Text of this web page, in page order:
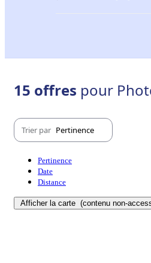
15 offres pour
Trier par Pertinence
Pertinence
Date
Distance
Afficher la carte (contenu non-